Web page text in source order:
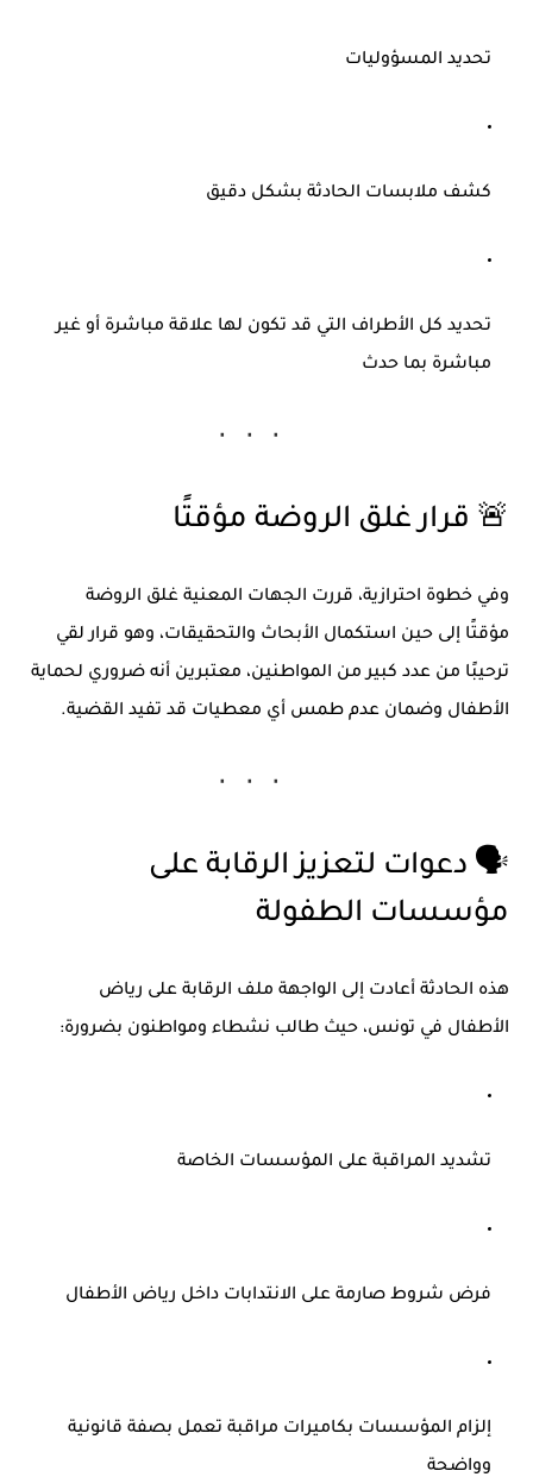
تحديد المسؤوليات
كشف ملابسات الحادثة بشكل دقيق
تحديد كل الأطراف التي قد تكون لها علاقة مباشرة أو غير
مباشرة بما حدث
🚨 قرار غلق الروضة مؤقتًا
وفي خطوة احترازية، قررت الجهات المعنية غلق الروضة
مؤقتًا إلى حين استكمال الأبحاث والتحقيقات، وهو قرار لقي
ترحيبًا من عدد كبير من المواطنين، معتبرين أنه ضروري لحماية
الأطفال وضمان عدم طمس أي معطيات قد تفيد القضية.
🗣️ دعوات لتعزيز الرقابة على
مؤسسات الطفولة
هذه الحادثة أعادت إلى الواجهة ملف الرقابة على رياض
الأطفال في تونس، حيث طالب نشطاء ومواطنون بضرورة:
تشديد المراقبة على المؤسسات الخاصة
فرض شروط صارمة على الانتدابات داخل رياض الأطفال
إلزام المؤسسات بكاميرات مراقبة تعمل بصفة قانونية
وواضحة